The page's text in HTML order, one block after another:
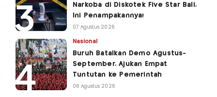
Narkoba di Diskotek Five Star Bali,
Ini Penampakannya!
07 Agustus 2026
Nasional
Buruh Batalkan Demo Agustus-
September, Ajukan Empat
Tuntutan ke Pemerintah
06 Agustus 2026